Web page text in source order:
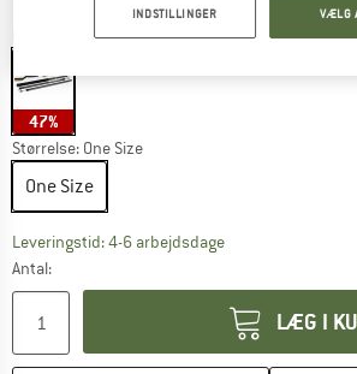
Black
47%
Størrelse: One Size
One Size
Leveringstid: 4-6 arbejdsdageLinket åbnes i en
Antal:
LÆG I
INDSTILLINGER VÆLG